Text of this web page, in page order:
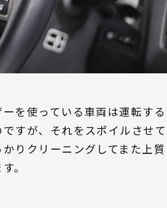
を使っている車両は運転する
すが、それをスポイルさせて
りクリーニングしてまた上質
。